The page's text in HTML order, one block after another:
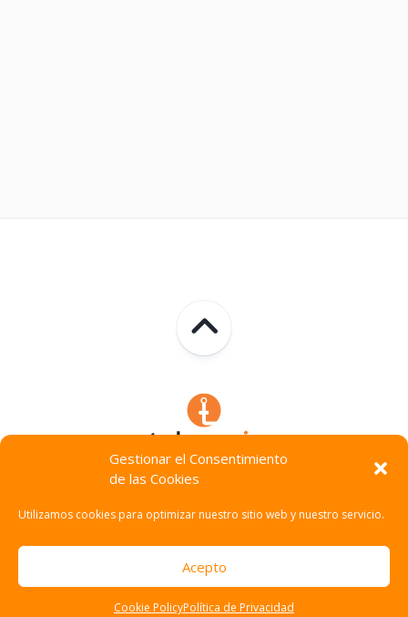
Gestionar el Consentimiento
de las Cookies
Utilizamos cookies para optimizar nuestro sitio web y nuestro servicio.
Acepto
Cookie PolicyPolítica de Privacidad
Technocracia © 2026. Todos Los Derechos Reservados.